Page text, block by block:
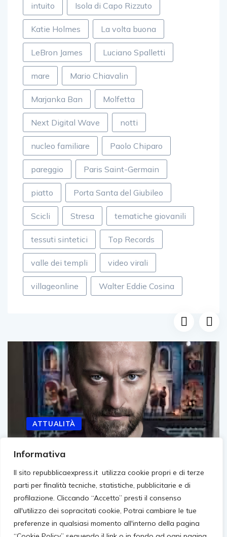
Informativa
Il sito repubblicaexpress.it utilizza cookie propri e di terze
parti per finalità tecniche, statistiche, pubblicitarie e di
profilazione. Cliccando “Accetto” presti il consenso
all'utilizzo dei sopracitati cookie, Potrai cambiare le tue
preferenze in qualsiasi momento all'interno della pagina
intuito Isola di Capo Rizzuto
Katie Holmes La volta buona
LeBron James Luciano Spalletti
mare Mario Chiavalin
Marjanka Ban Molfetta
Next Digital Wave notti
nucleo familiare Paolo Chiparo
pareggio Paris Saint-Germain
piatto Porta Santa del Giubileo
Scicli Stresa tematiche giovanili
tessuti sintetici Top Records
valle dei templi video virali
villageonline Walter Eddie Cosina
ATTUALITÀ
Facchinetti entra in Or Noir Tattoo rivoluzionando
Francesco Facchinetti espande la sua influenza e
competenza in diversi settori,
Marzo 4, 2024